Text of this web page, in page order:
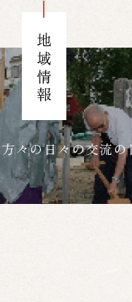
地域情報
々の日々の交流